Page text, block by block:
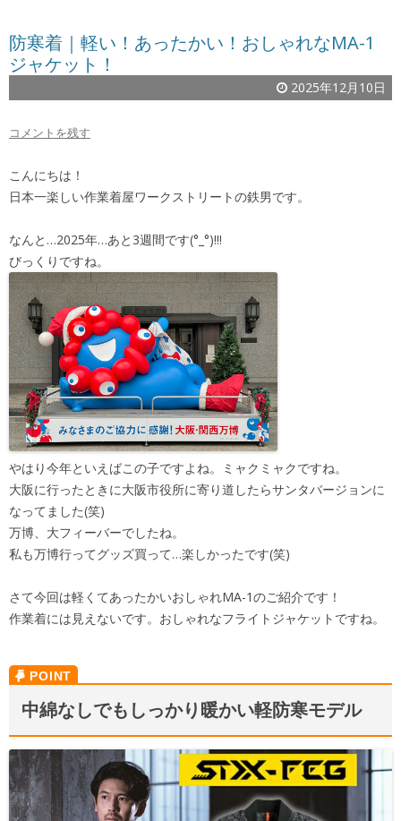
防寒着｜軽い！あったかい！おしゃれなMA-1
ジャケット！
2025年12月10日
コメントを残す
こんにちは！
日本一楽しい作業着屋ワークストリートの鉄男です。
なんと…2025年…あと3週間です(°_°)!!!
びっくりですね。
やはり今年といえばこの子ですよね。ミャクミャクですね。
大阪に行ったときに大阪市役所に寄り道したらサンタバージョンに
なってました(笑)
万博、大フィーバーでしたね。
私も万博行ってグッズ買って…楽しかったです(笑)
さて今回は軽くてあったかいおしゃれMA-1のご紹介です！
作業着には見えないです。おしゃれなフライトジャケットですね。
中綿なしでもしっかり暖かい軽防寒モデル